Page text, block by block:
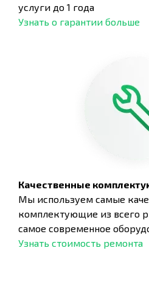
услуги до 1 года
Узнать о гарантии больше
Качественные
Мы используем самые
комплектующие из всего
самое современное
Узнать стоимость ремонта